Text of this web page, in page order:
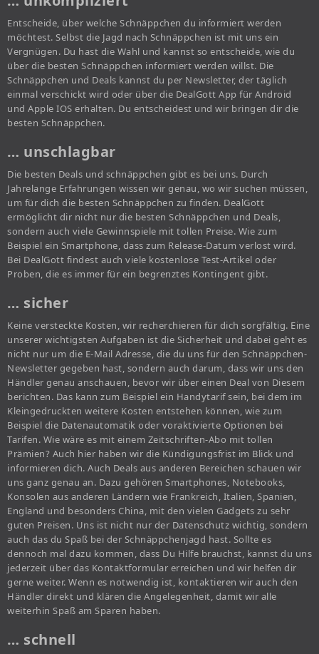
Entscheide, über welche Schnäppchen du informiert werden
möchtest. Selbst die Jagd nach Schnäppchen ist mit uns ein
Vergnügen. Du hast die Wahl und kannst so entscheide, wie du
über die besten Schnäppchen informiert werden willst. Die
Schnäppchen und Deals kannst du per Newsletter, der täglich
einmal verschickt wird oder über die DealGott App für Android
und Apple IOS erhalten. Du entscheidest und wir bringen dir die
besten Schnäppchen.
… unschlagbar
Die besten Deals und schnäppchen gibt es bei uns. Durch
Jahrelange Erfahrungen wissen wir genau, wo wir suchen müssen,
um für dich die besten Schnäppchen zu finden. DealGott
ermöglicht dir nicht nur die besten Schnäppchen und Deals,
sondern auch viele Gewinnspiele mit tollen Preise. Wie zum
Beispiel ein Smartphone, dass zum Release-Datum verlost wird.
Bei DealGott findest auch viele kostenlose Test-Artikel oder
Proben, die es immer für ein begrenztes Kontingent gibt.
… sicher
Keine versteckte Kosten, wir recherchieren für dich sorgfältig. Eine
unserer wichtigsten Aufgaben ist die Sicherheit und dabei geht es
nicht nur um die E-Mail Adresse, die du uns für den Schnäppchen-
Newsletter gegeben hast, sondern auch darum, dass wir uns den
Händler genau anschauen, bevor wir über einen Deal von Diesem
berichten. Das kann zum Beispiel ein Handytarif sein, bei dem im
Kleingedruckten weitere Kosten entstehen können, wie zum
Beispiel die Datenautomatik oder voraktivierte Optionen bei
Tarifen. Wie wäre es mit einem Zeitschriften-Abo mit tollen
Prämien? Auch hier haben wir die Kündigungsfrist im Blick und
informieren dich. Auch Deals aus anderen Bereichen schauen wir
uns ganz genau an. Dazu gehören Smartphones, Notebooks,
Konsolen aus anderen Ländern wie Frankreich, Italien, Spanien,
England und besonders China, mit den vielen Gadgets zu sehr
guten Preisen. Uns ist nicht nur der Datenschutz wichtig, sondern
auch das du Spaß bei der Schnäppchenjagd hast. Sollte es
dennoch mal dazu kommen, dass Du Hilfe brauchst, kannst du uns
jederzeit über das Kontaktformular erreichen und wir helfen dir
gerne weiter. Wenn es notwendig ist, kontaktieren wir auch den
Händler direkt und klären die Angelegenheit, damit wir alle
weiterhin Spaß am Sparen haben.
… schnell